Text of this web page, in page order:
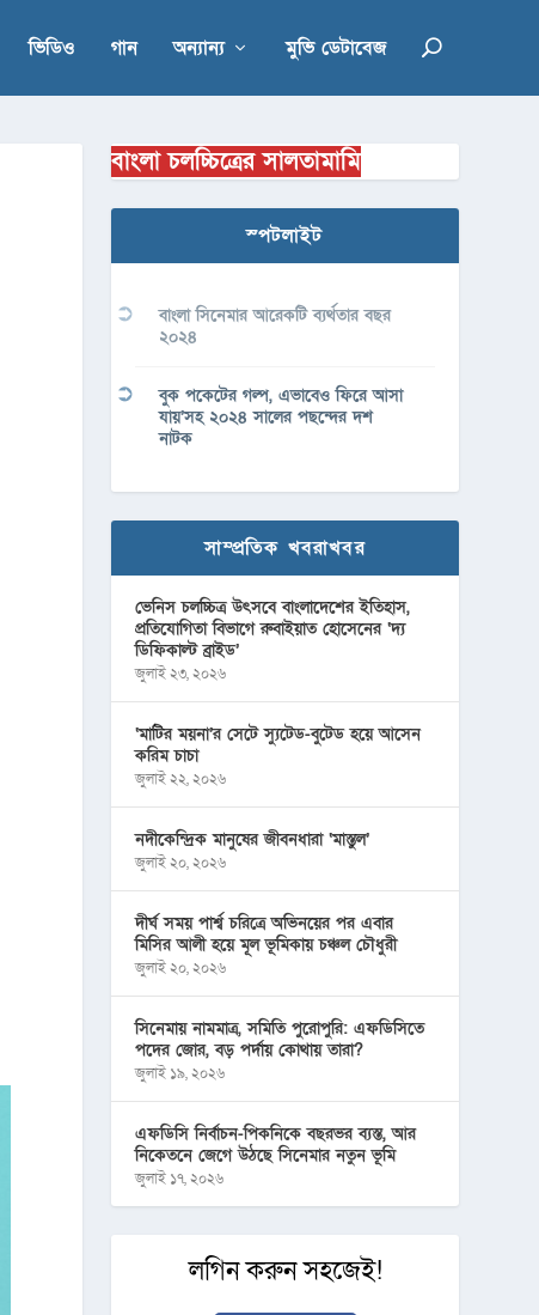
ভিডিও গান অন্যান্য মুভি ডেটাবেজ
বাংলা চলচ্চিত্রের সালতামামি
স্পটলাইট
বাংলা সিনেমার আরেকটি ব্যর্থতার বছর
২০২৪
বুক পকেটের গল্প, এভাবেও ফিরে আসা
যায়’সহ ২০২৪ সালের পছন্দের দশ
নাটক
সাম্প্রতিক খবরাখবর
ভেনিস চলচ্চিত্র উৎসবে বাংলাদেশের ইতিহাস,
প্রতিযোগিতা বিভাগে রুবাইয়াত হোসেনের ‘দ্য
ডিফিকাল্ট ব্রাইড’
জুলাই ২৩, ২০২৬
‘মাটির ময়না’র সেটে স্যুটেড-বুটেড হয়ে আসেন
করিম চাচা
জুলাই ২২, ২০২৬
নদীকেন্দ্রিক মানুষের জীবনধারা ‘মাস্তুল’
জুলাই ২০, ২০২৬
দীর্ঘ সময় পার্শ্ব চরিত্রে অভিনয়ের পর এবার
মিসির আলী হয়ে মূল ভূমিকায় চঞ্চল চৌধুরী
জুলাই ২০, ২০২৬
সিনেমায় নামমাত্র, সমিতি পুরোপুরি: এফডিসিতে
পদের জোর, বড় পর্দায় কোথায় তারা?
জুলাই ১৯, ২০২৬
এফডিসি নির্বাচন-পিকনিকে বছরভর ব্যস্ত, আর
নিকেতনে জেগে উঠছে সিনেমার নতুন ভূমি
জুলাই ১৭, ২০২৬
লগিন করুন সহজেই!